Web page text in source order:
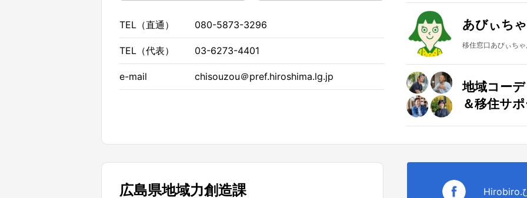
TEL（直通） 080-5873-3296
TEL（代表） 03-6273-4401
e-mail chisouzou＠pref.hiroshima.lg.jp
あびぃち
移住窓口あびぃち
地域コー
＆移住サ
広島県地域力創造課 Hirobiro.